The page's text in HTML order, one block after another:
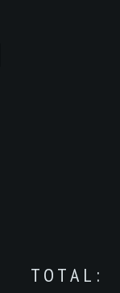
TOTAL: